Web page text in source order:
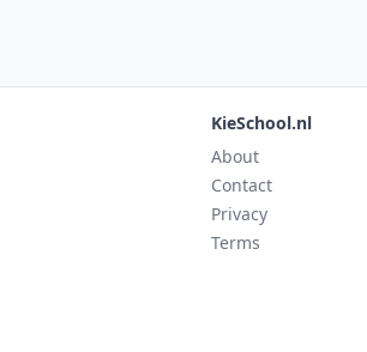
KieSchool.nl
About
Contact
Privacy
Terms